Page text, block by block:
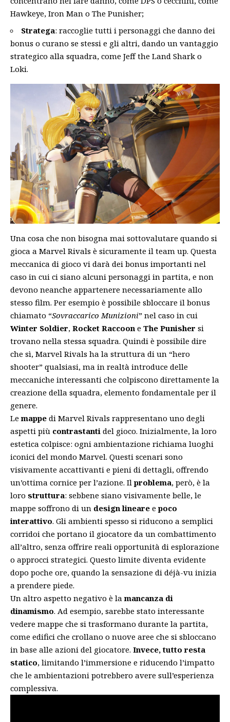
Hawkeye, Iron Man o The Punisher;
Stratega: raccoglie tutti i personaggi che danno dei
bonus o curano se stessi e gli altri, dando un vantaggio
strategico alla squadra, come Jeff the Land Shark o
Loki.
Una cosa che non bisogna mai sottovalutare quando si
gioca a Marvel Rivals è sicuramente il team up. Questa
meccanica di gioco vi darà dei bonus importanti nel
caso in cui ci siano alcuni personaggi in partita, e non
devono neanche appartenere necessariamente allo
stesso film. Per esempio è possibile sbloccare il bonus
chiamato “Sovraccarico Munizioni” nel caso in cui
Winter Soldier, Rocket Raccoon e The Punisher si
trovano nella stessa squadra. Quindi è possibile dire
che sì, Marvel Rivals ha la struttura di un “hero
shooter” qualsiasi, ma in realtà introduce delle
meccaniche interessanti che colpiscono direttamente la
creazione della squadra, elemento fondamentale per il
genere.
Lemappe di Marvel Rivals rappresentano uno degli
aspetti più contrastanti del gioco. Inizialmente, la loro
estetica colpisce: ogni ambientazione richiama luoghi
iconici del mondo Marvel. Questi scenari sono
visivamente accattivanti e pieni di dettagli, offrendo
un’ottima cornice per l’azione. Ilproblema, però, è la
loro struttura: sebbene siano visivamente belle, le
mappe soffrono di un design lineare epoco
interattivo. Gli ambienti spesso si riducono a semplici
corridoi che portano il giocatore da un combattimento
all’altro, senza offrire reali opportunità di esplorazione
o approcci strategici. Questo limite diventa evidente
dopo poche ore, quando la sensazione di déjà-vu inizia
a prendere piede.
Un altro aspetto negativo è lamancanza di
dinamismo. Ad esempio, sarebbe stato interessante
vedere mappe che si trasformano durante la partita,
come edifici che crollano o nuove aree che si sbloccano
in base alle azioni del giocatore. Invece, tutto resta
statico, limitando l’immersione e riducendo l’impatto
che le ambientazioni potrebbero avere sull’esperienza
complessiva.